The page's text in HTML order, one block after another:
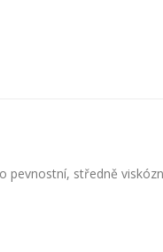
pevnostní, středně